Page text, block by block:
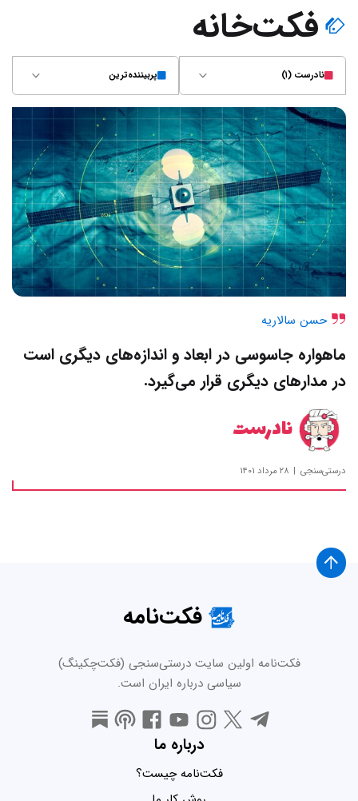
فکت‌خانه
نادرست (۱) پربیننده‌ترین
حسن سالاریه
ماهواره جاسوسی در ابعاد و اندازه‌های دیگری است
در مدارهای دیگری قرار می‌گیرد.
نادرست
درستی‌سنجی ۲۸ مرداد ۱۴۰۱
فکت‌نامه
فکت‌نامه اولین سایت درستی‌سنجی (فکت‌چکینگ)
سیاسی درباره ایران است.
درباره ما
فکت‌نامه چیست؟